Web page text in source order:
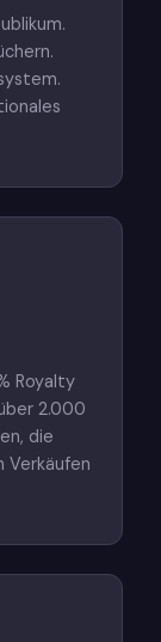
Royalty
2.000
die
Verkäufen